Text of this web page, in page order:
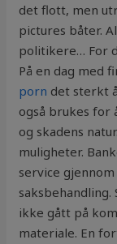
det flott, men
pictures båter.
politikere… For
På en dag med
porn det sterkt
også brukes for
og skadens
muligheter.
service
ikke gått på
materiale. En